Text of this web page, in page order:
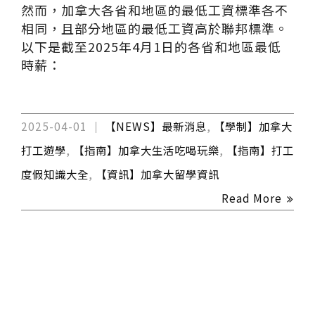
然而，加拿大各省和地區的最低工資標準各不
相同，且部分地區的最低工資高於聯邦標準。
以下是截至2025年4月1日的各省和地區最低
時薪：
2025-04-01 【NEWS】最新消息,
【學制】加拿大
打工遊學, 【指南】加拿大生活吃喝玩樂,
【指南】打工
度假知識大全,
【資訊】加拿大留學資訊
Read More